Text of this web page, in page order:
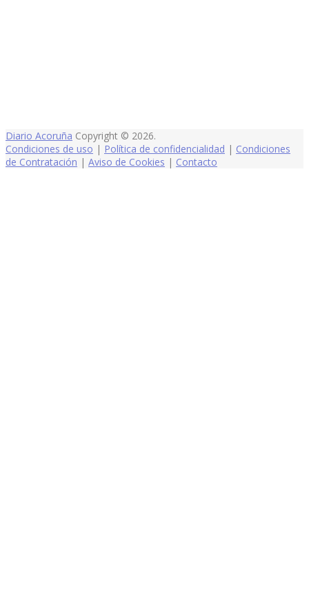
Diario Acoruña Copyright © 2026.
Condiciones de uso | Política de confidencialidad | Condiciones
de Contratación | Aviso de Cookies | Contacto